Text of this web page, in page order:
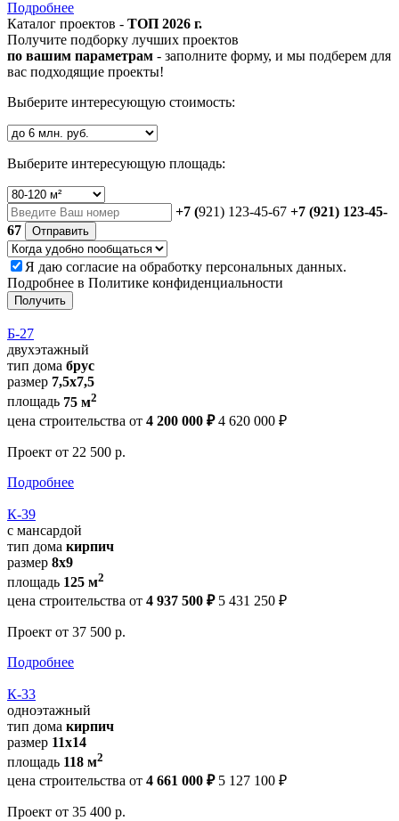
Подробнее
Каталог проектов - ТОП 2026 г.
Получите подборку лучших проектов
по вашим параметрам - заполните форму, и мы подберем для
вас подходящие проекты!
Выберите интересующую стоимость:
Выберите интересующую площадь:
+7 (921) 123-45-67 +7 (921) 123-45-
67
Отправить
Я даю согласие на обработку персональных данных.
Подробнее в Политике конфиденциальности
Получить
Б-27
двухэтажный
тип дома брус
размер 7,5x7,5
площадь 75 м2
цена строительства от 4 200 000 ₽ 4 620 000 ₽
Проект от 22 500 р.
Подробнее
К-39
с мансардой
тип дома кирпич
размер 8x9
площадь 125 м2
цена строительства от 4 937 500 ₽ 5 431 250 ₽
Проект от 37 500 р.
Подробнее
К-33
одноэтажный
тип дома кирпич
размер 11x14
площадь 118 м2
цена строительства от 4 661 000 ₽ 5 127 100 ₽
Проект от 35 400 р.